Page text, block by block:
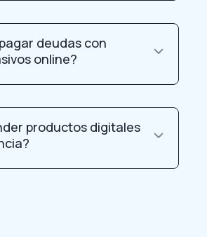
deudas con
online?
productos digitales